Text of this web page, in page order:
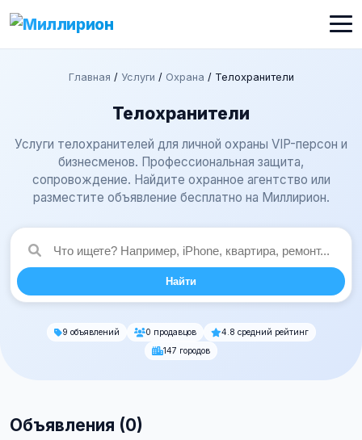
Главная / Услуги / Охрана / Телохранители
Телохранители
Услуги телохранителей для личной охраны VIP-персон и
бизнесменов. Профессиональная защита,
сопровождение. Найдите охранное агентство или
разместите объявление бесплатно на Миллирион.
Найти
9 объявлений 0 продавцов
4.8 средний рейтинг
147 городов
Объявления (0)